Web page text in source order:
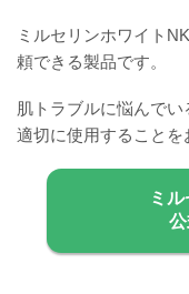
ミルセリンホワイト
頼できる製品です。
肌トラブルに悩んでい
適切に使用することを
ミ